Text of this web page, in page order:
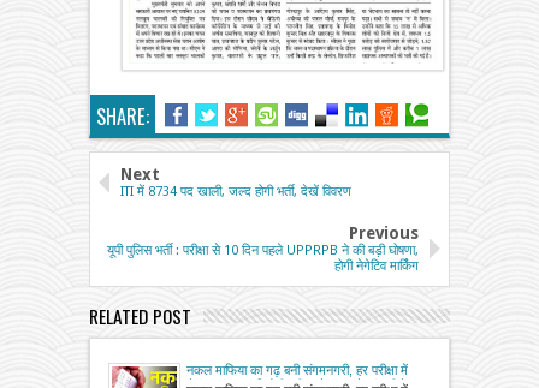
SHARE:
Next
ITI में 8734 पद खाली, जल्द होगी भर्ती, देखें विवरण
Previous
यूपी पुलिस भर्ती : परीक्षा से 10 दिन पहले UPPRPB ने की बड़ी घोषणा,
होगी नेगेटिव मार्किंग
RELATED POST
नकल माफिया का गढ़ बनी संगमनगरी, हर परीक्षा में